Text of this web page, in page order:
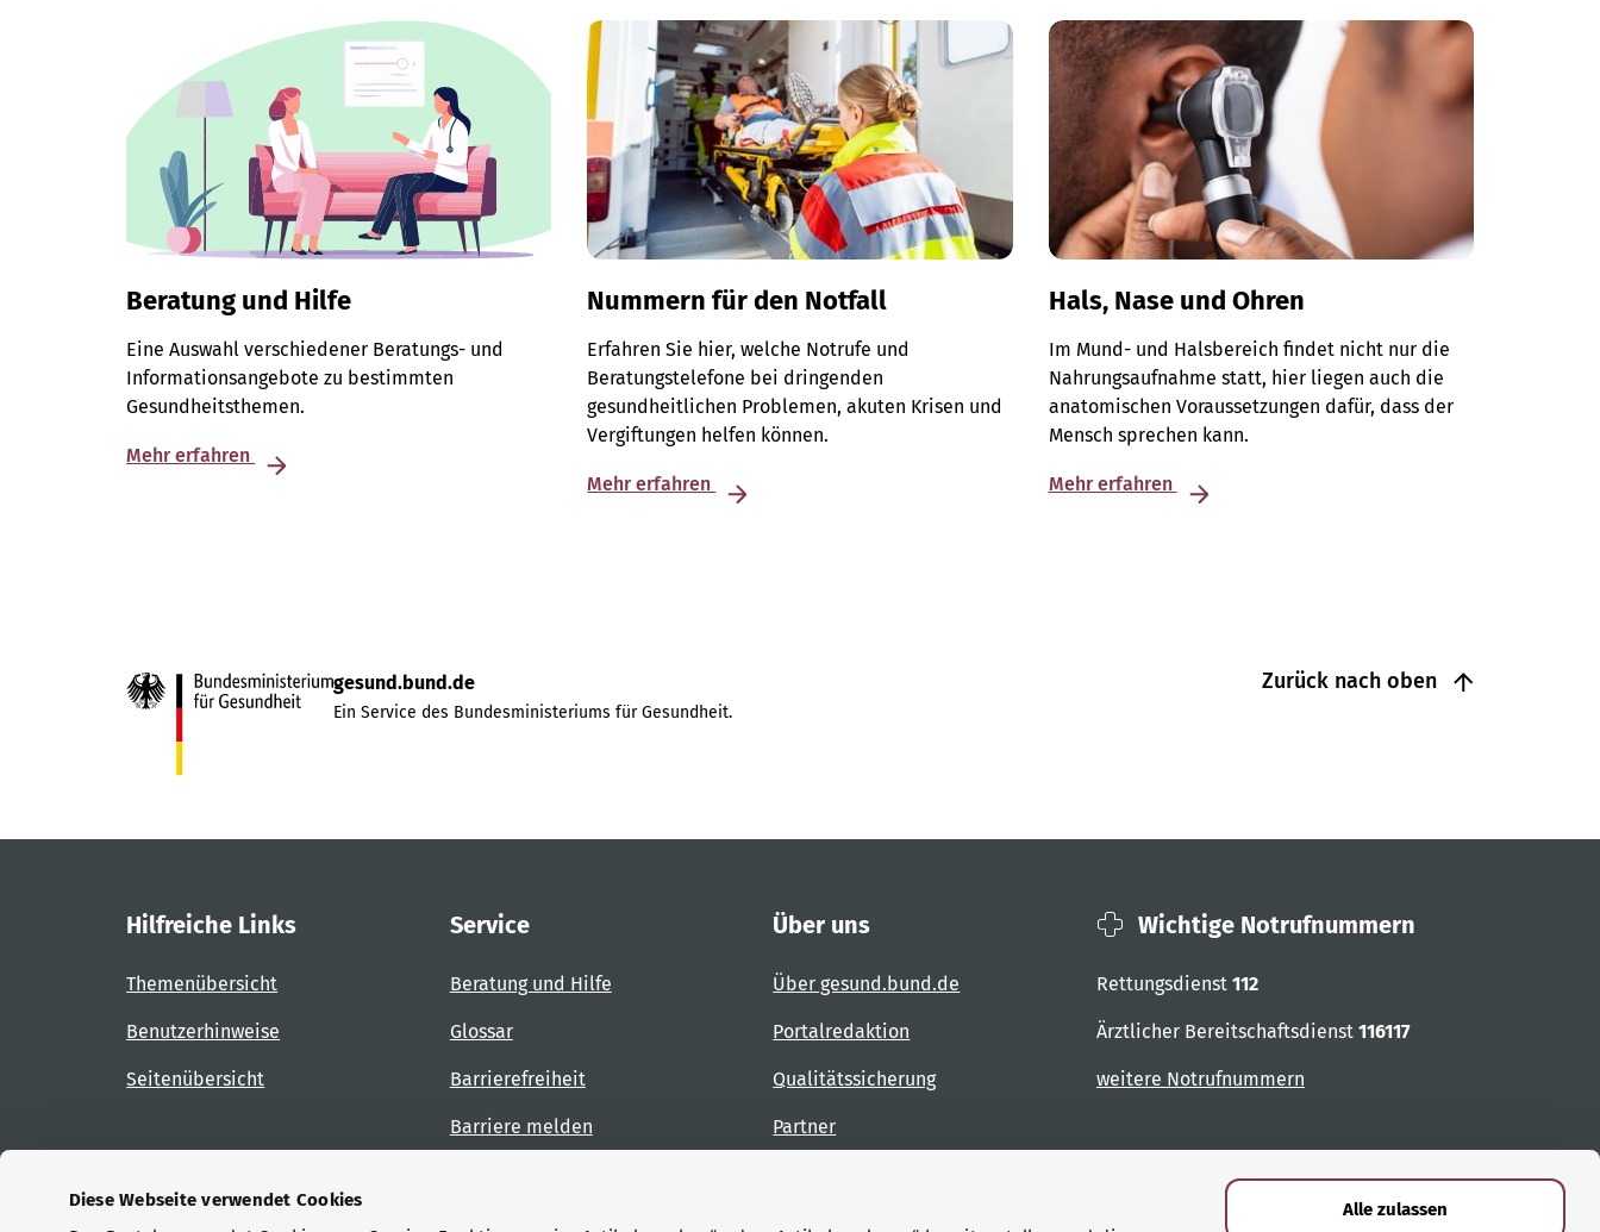
Diese Webseite verwendet Cookies
Alle zulassen
Beratung und Hilfe
Eine Auswahl verschiedener Beratungs- und
Informationsangebote zu bestimmten
Gesundheitsthemen.
Mehr erfahren
Nummern für den Notfall
Erfahren Sie hier, welche Notrufe und
Beratungstelefone bei dringenden
gesundheitlichen Problemen, akuten Krisen und
Vergiftungen helfen können.
Mehr erfahren
Hals, Nase und Ohren
Im Mund- und Halsbereich findet nicht nur die
Nahrungsaufnahme statt, hier liegen auch die
anatomischen Voraussetzungen dafür, dass der
Mensch sprechen kann.
Mehr erfahren
Zurück nach oben
gesund.bund.de
Ein Service des Bundesministeriums für Gesundheit.
Hilfreiche Links
Themenübersicht
Benutzerhinweise
Seitenübersicht
Service
Beratung und Hilfe
Glossar
Barrierefreiheit
Barriere melden
Über uns
Über gesund.bund.de
Portalredaktion
Qualitätssicherung
Partner
Wichtige Notrufnummern
Rettungsdienst 112
Ärztlicher Bereitschaftsdienst 116117
weitere Notrufnummern